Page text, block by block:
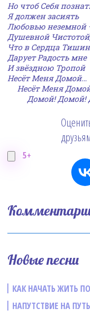
Но чтоб Себя
Я должен засиять
Любовью неземной
Душевной
Что в Сердца
Дарует Радость мне
И звёздною Тропой
Несёт Меня Домой…
Несёт Меня
Домой! Домой!
5+
Новые песни
КАК НАЧАТЬ ЖИТЬ
НАПУТСТВИЕ НА